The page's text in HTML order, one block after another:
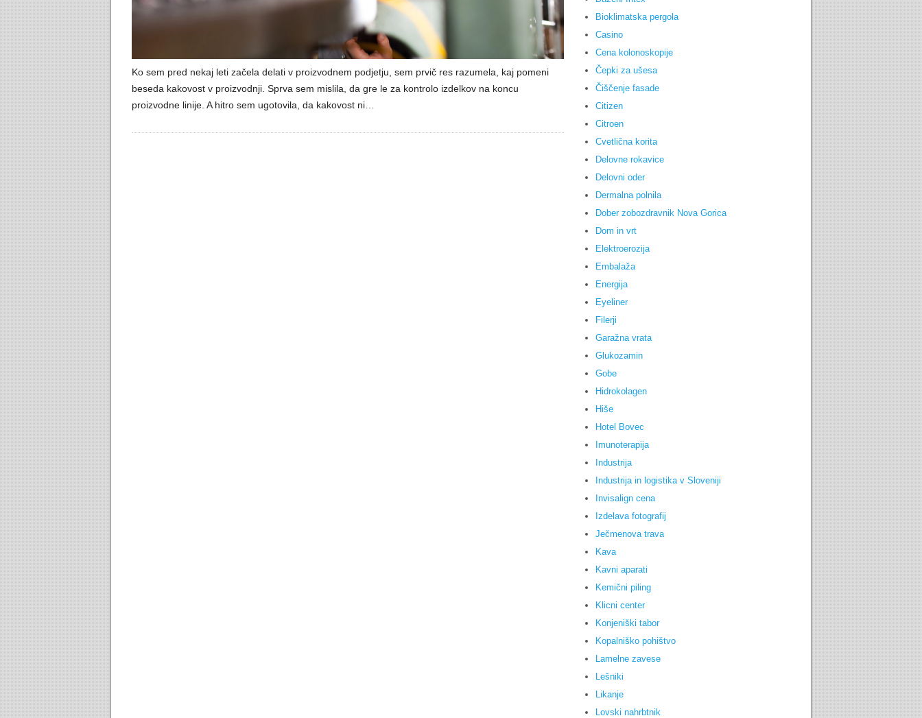
Ko sem pred nekaj leti začela delati v proizvodnem podjetju, sem prvič res razumela, kaj pomeni
beseda kakovost v proizvodnji. Sprva sem mislila, da gre le za kontrolo izdelkov na koncu
proizvodne linije. A hitro sem ugotovila, da kakovost ni…
Bioklimatska pergola
Casino
Cena kolonoskopije
Čepki za ušesa
Čiščenje fasade
Citizen
Citroen
Cvetlična korita
Delovne rokavice
Delovni oder
Dermalna polnila
Dober zobozdravnik Nova Gorica
Dom in vrt
Elektroerozija
Embalaža
Energija
Eyeliner
Filerji
Garažna vrata
Glukozamin
Gobe
Hidrokolagen
Hiše
Hotel Bovec
Imunoterapija
Industrija
Industrija in logistika v Sloveniji
Invisalign cena
Izdelava fotografij
Ječmenova trava
Kava
Kavni aparati
Kemični piling
Klicni center
Konjeniški tabor
Kopalniško pohištvo
Lamelne zavese
Lešniki
Likanje
Lovski nahrbtnik